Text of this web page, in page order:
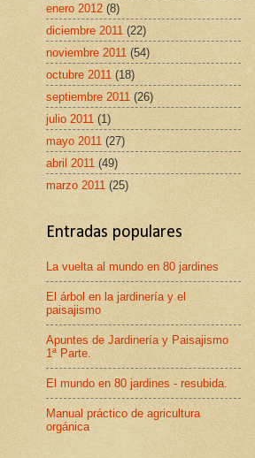
enero 2012 (8)
diciembre 2011 (22)
noviembre 2011 (54)
octubre 2011 (18)
septiembre 2011 (26)
julio 2011 (1)
mayo 2011 (27)
abril 2011 (49)
marzo 2011 (25)
Entradas populares
La vuelta al mundo en 80 jardines
El árbol en la jardinería y el
paisajismo
Apuntes de Jardinería y Paisajismo
1ª Parte.
El mundo en 80 jardines - resubida.
Manual práctico de agricultura
orgánica